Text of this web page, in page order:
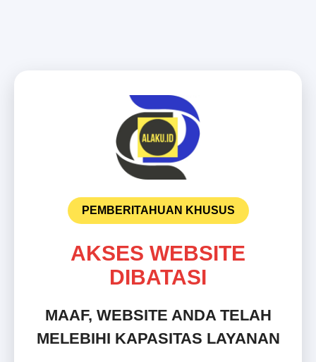
PEMBERITAHUAN KHUSUS
AKSES WEBSITE
DIBATASI
MAAF, WEBSITE ANDA TELAH
MELEBIHI KAPASITAS LAYANAN